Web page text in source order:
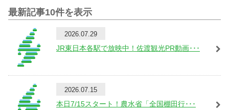
最新記事10件を表示
2026.07.29
JR東日本各駅で放映中！佐渡観光PR動画･･･
2026.07.15
本日7/15スタート！農水省「全国棚田行･･･